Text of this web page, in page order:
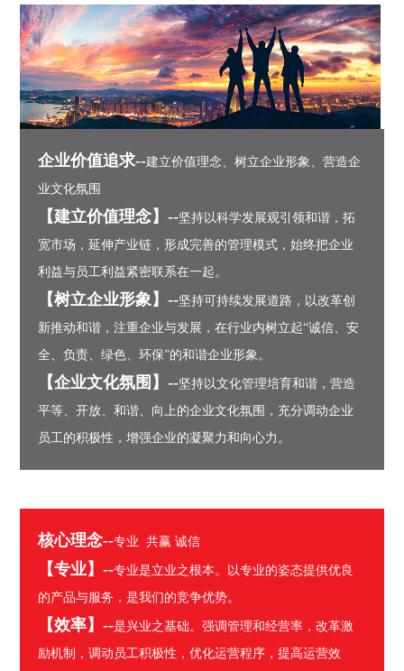
企业价值追求--建立价值理念、树立企业形象、营造企
业文化氛围
【建立价值理念】--坚持以科学发展观引领和谐，拓
宽市场，延伸产业链，形成完善的管理模式，始终把企业
利益与员工利益紧密联系在一起。
【树立企业形象】--坚持可持续发展道路，以改革创
新推动和谐，注重企业与发展，在行业内树立起“诚信、安
全、负责、绿色、环保”的和谐企业形象。
【企业文化氛围】--坚持以文化管理培育和谐，营造
平等、开放、和谐、向上的企业文化氛围，充分调动企业
员工的积极性，增强企业的凝聚力和向心力。
核心理念--专业 共赢 诚信
【专业】--专业是立业之根本。以专业的姿态提供优良
的产品与服务，是我们的竞争优势。
【效率】--是兴业之基础。强调管理和经营率，改革激
励机制，调动员工积极性，优化运营程序，提高运营效